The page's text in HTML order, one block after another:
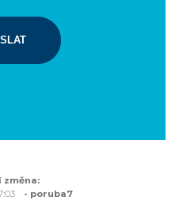
změna:
- poruba7